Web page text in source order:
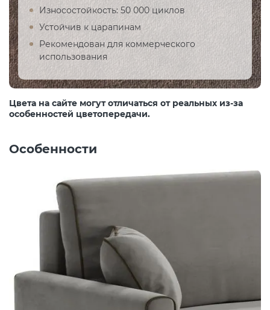
Износостойкость: 50 000 циклов
Устойчив к царапинам
Рекомендован для коммерческого
использования
Цвета на сайте могут отличаться от реальных из-за
особенностей цветопередачи.
Особенности